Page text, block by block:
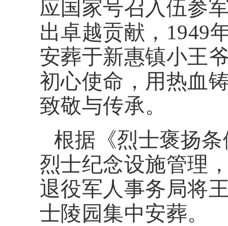
应国家号召入伍参
出卓越贡献，1949
安葬于新惠镇小王
初心使命，用热血
致敬与传承。
根据《烈士褒扬
烈士纪念设施管理
退役军人事务局将
士陵园集中安葬。